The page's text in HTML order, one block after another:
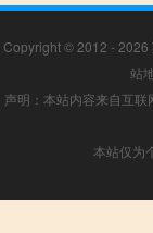
Copyright © 2012 - 2026
站
声明：本站内容来自互
本站仅为